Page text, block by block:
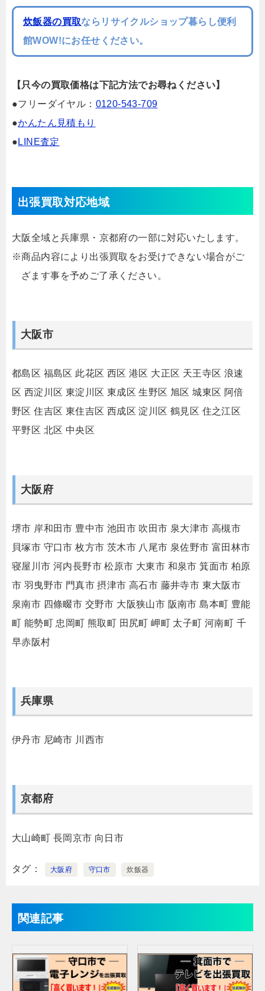
炊飯器の買取ならリサイクルショップ暮らし便利
館WOW!にお任せください。
【只今の買取価格は下記方法でお尋ねください】
●フリーダイヤル： 0120-543-709
●かんたん見積もり
● LINE査定
出張買取対応地域
大阪全域と兵庫県・京都府の一部に対応いたします。
※商品内容により出張買取をお受けできない場合がご
ざます事を予めご了承ください。
大阪市
都島区 福島区 此花区 西区 港区 大正区 天王寺区 浪速
区 西淀川区 東淀川区 東成区 生野区 旭区 城東区 阿倍
野区 住吉区 東住吉区 西成区 淀川区 鶴見区 住之江区
平野区 北区 中央区
大阪府
堺市 岸和田市 豊中市 池田市 吹田市 泉大津市 高槻市
貝塚市 守口市 枚方市 茨木市 八尾市 泉佐野市 富田林市
寝屋川市 河内長野市 松原市 大東市 和泉市 箕面市 柏原
市 羽曳野市 門真市 摂津市 高石市 藤井寺市 東大阪市
泉南市 四條畷市 交野市 大阪狭山市 阪南市 島本町 豊能
町 能勢町 忠岡町 熊取町 田尻町 岬町 太子町 河南町 千
早赤阪村
兵庫県
伊丹市 尼崎市 川西市
京都府
大山崎町 長岡京市 向日市
タグ 大阪府 守口市 炊飯器
関連記事